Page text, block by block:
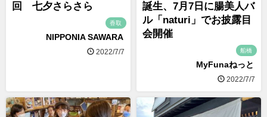
回 七夕さらさら
香取
NIPPONIA SAWARA
2022/7/7
誕生、7月7日に腸美人バ
ル「naturi」でお披露目
会開催
船橋
MyFunaねっと
2022/7/7